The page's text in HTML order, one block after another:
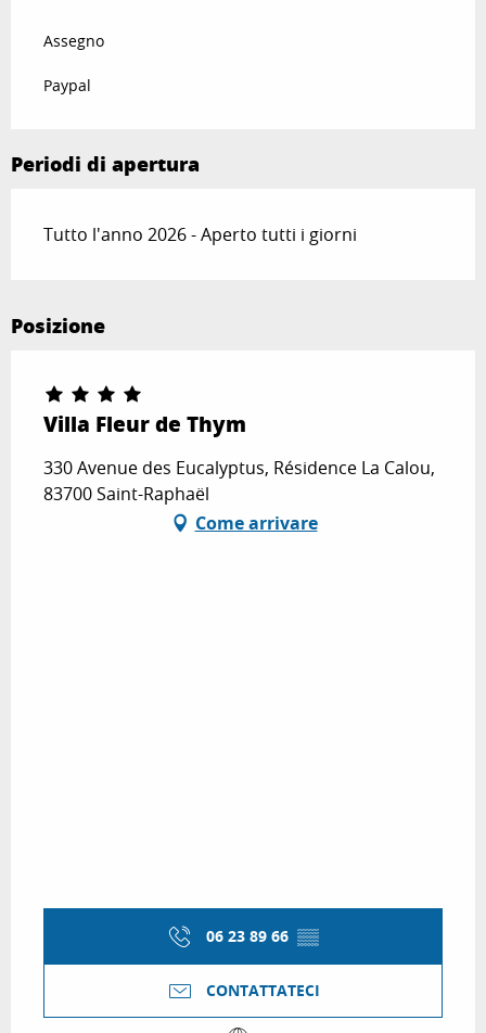
Assegno
Paypal
Periodi di apertura
Tutto l'anno 2026 - Aperto tutti i giorni
Posizione
Villa Fleur de Thym
330 Avenue des Eucalyptus, Résidence La Calou,
83700 Saint-Raphaël
Come arrivare
06 23 89 66 ▒▒
CONTATTATECI